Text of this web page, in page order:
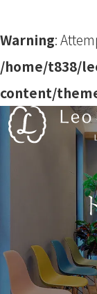
Warning:
/home/t838/
content/